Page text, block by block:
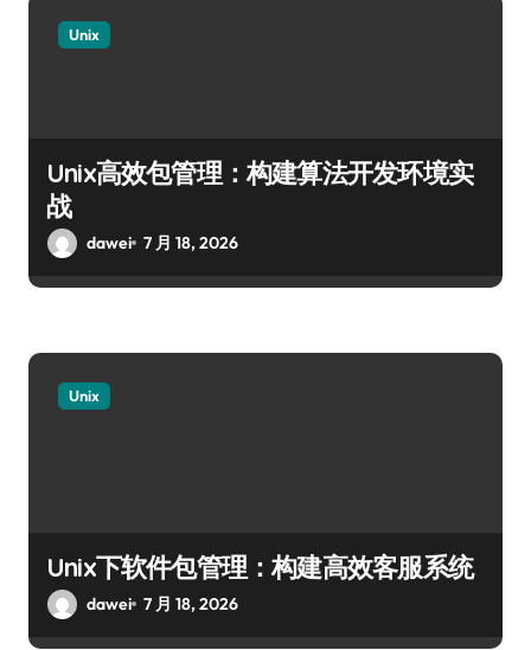
Unix
Unix高效包管理：构建算法开发环境实
战
dawei 7 月 18, 2026
Unix
Unix下软件包管理：构建高效客服系统
dawei 7 月 18, 2026